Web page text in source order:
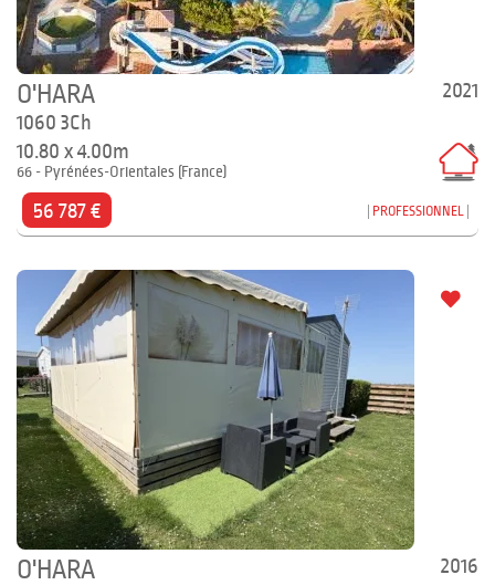
2021
O'HARA
1060 3Ch
10.80 x 4.00m
66 - Pyrénées-Orientales (France)
56 787 € PROFESSIONNEL
2016
O'HARA